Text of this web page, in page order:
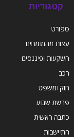
קטגוריות
ספורט
עצות מהמומחים
השקעות ופיננסים
רכב
חוק ומשפט
פרשת שבוע
כתבה ראשית
התיישבות